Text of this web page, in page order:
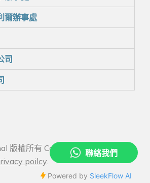
爾辦事處
司
版權所有 Copyright 2026 All
poilcy